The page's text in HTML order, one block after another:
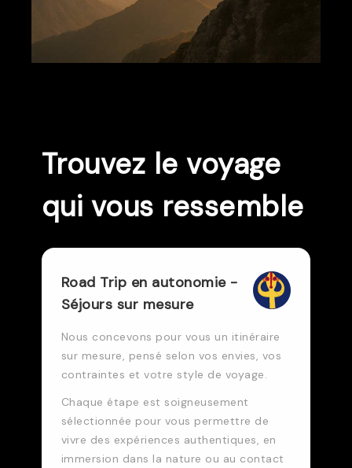
Trouvez le voyage
qui vous ressemble
Road Trip en autonomie -
Séjours sur mesure
Nous concevons pour vous un itinéraire
sur mesure, pensé selon vos envies, vos
contraintes et votre style de voyage.
Chaque étape est soigneusement
sélectionnée pour vous permettre de
vivre des expériences authentiques, en
immersion dans la nature ou au contact